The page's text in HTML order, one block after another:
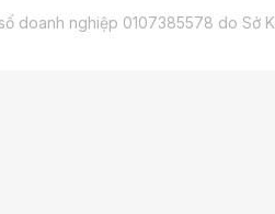
doanh nghiệp 0107385578 do Sở